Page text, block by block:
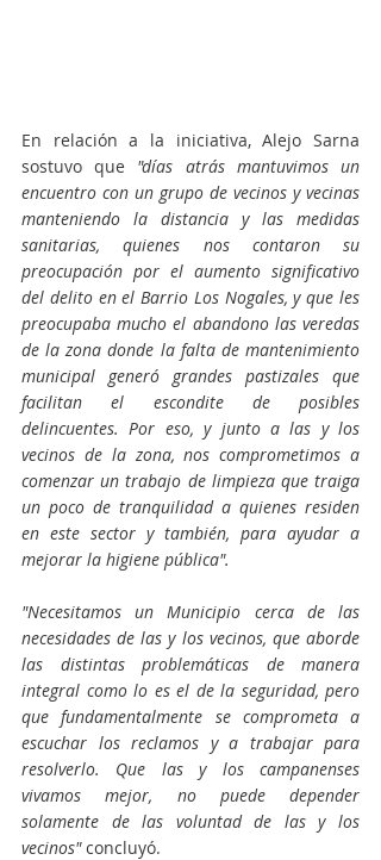
En relación a la iniciativa, Alejo Sarna
sostuvo que "días atrás mantuvimos un
encuentro con un grupo de vecinos y vecinas
manteniendo la distancia y las medidas
sanitarias, quienes nos contaron su
preocupación por el aumento significativo
del delito en el Barrio Los Nogales, y que les
preocupaba mucho el abandono las veredas
de la zona donde la falta de mantenimiento
municipal generó grandes pastizales que
facilitan el escondite de posibles
delincuentes. Por eso, y junto a las y los
vecinos de la zona, nos comprometimos a
comenzar un trabajo de limpieza que traiga
un poco de tranquilidad a quienes residen
en este sector y también, para ayudar a
mejorar la higiene pública".
"Necesitamos un Municipio cerca de las
necesidades de las y los vecinos, que aborde
las distintas problemáticas de manera
integral como lo es el de la seguridad, pero
que fundamentalmente se comprometa a
escuchar los reclamos y a trabajar para
resolverlo. Que las y los campanenses
vivamos mejor, no puede depender
solamente de las voluntad de las y los
vecinos" concluyó.